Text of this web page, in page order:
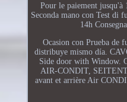
Pour le paiement jusqu'à
Seconda mano con Test di
14h
Ocasion con Prueba de
distribuye mismo día.
Side door with Window.
AIR-CONDIT,
avant et arrière Air